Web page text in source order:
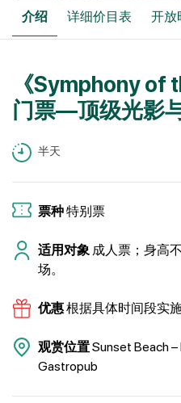
介绍 详细价目表 开放
《Symphony of
门票—顶级光影
半天
票种特别票
适用对象 成人票；身高
场。
优惠根据具体时间段实
观赏位置Sunset Beach –
Gastropub